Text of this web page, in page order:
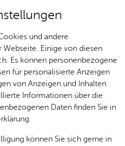
und andere
Einige von diesen
Es können personenbezogene
für personalisierte Anzeigen
von Anzeigen und Inhalten
Informationen über die
Daten finden Sie in
.
können Sie sich gerne in